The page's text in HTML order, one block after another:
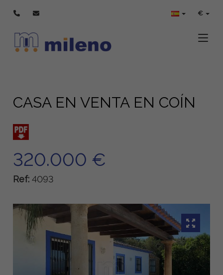
€
CASA EN VENTA EN COÍN
320.000 €
Ref: 4093